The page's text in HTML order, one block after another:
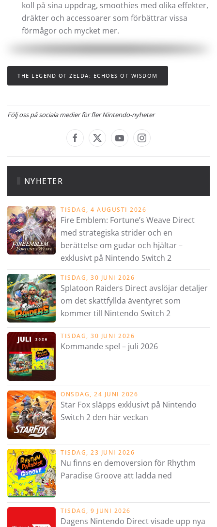
koll på sina uppdrag, smoothies med olika effekter,
dräkter och accessoarer som förbättrar vissa
förmågor och mycket mer.
THE LEGEND OF ZELDA: ECHOES OF WISDOM
Följ oss på sociala medier för fler Nintendo-nyheter
NYHETER
TISDAG, 4 AUGUSTI 2026
Fire Emblem: Fortune’s Weave Direct
med strategiska strider och en
berättelse om gudar och hjältar –
exklusivt på Nintendo Switch 2
TISDAG, 30 JUNI 2026
Splatoon Raiders Direct avslöjar detaljer
om det skattfyllda äventyret som
kommer till Nintendo Switch 2
TISDAG, 30 JUNI 2026
Kommande spel – juli 2026
ONSDAG, 24 JUNI 2026
Star Fox släpps exklusivt på Nintendo
Switch 2 den här veckan
TISDAG, 23 JUNI 2026
Nu finns en demoversion för Rhythm
Paradise Groove att ladda ned
TISDAG, 9 JUNI 2026
Dagens Nintendo Direct visade upp nya